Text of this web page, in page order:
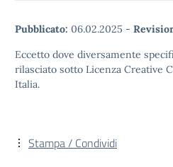
Pubblicato: 06.02.2025 -
Eccetto dove diversamente
rilasciato sotto Licenza Creative
Italia.
Stampa / Condividi